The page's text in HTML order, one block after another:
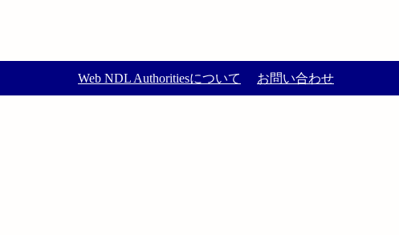
Web NDL Authoritiesについて お問い合わせ